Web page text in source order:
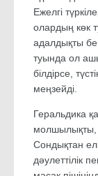
Ежелгі
олардың көк
адалдықты
туында ол
білдірсе,
меңзейді.
Геральдика
молшылықты,
Сондықтан
дәулеттілік